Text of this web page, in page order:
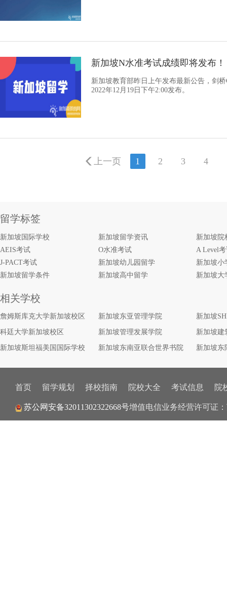
新加坡N水准考试成绩即将发布！
新加坡教育部昨日上午发布最新公告，剑
2022年12月19日下午2:00发布。
上一页 1 2 3 4
留学标签
新加坡国际学校 新加坡留学资讯
新加坡院
AEIS考试
O水准考试
A Level
J-PACT考试
新加坡幼儿园留学
新加坡小
新加坡留学条件
新加坡高中留学 新加坡大
相关学校
詹姆斯库克大学新加坡校区 新加坡东亚管理学院 新加坡
科廷大学新加坡校区 新加坡管理发展学院 新加坡建
新加坡斯坦福美国国际学校 新加坡东南亚联合世界书院 新加坡东
首页 留学规划 择校指南 院校大全 考试信息 院
苏公网安备32011302322668号增值电信业务经营许可证：